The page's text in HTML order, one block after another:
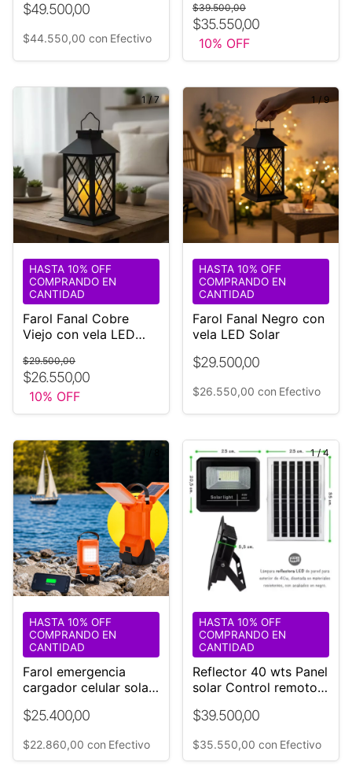
$49.500,00
$44.550,00 con Efectivo
$35.550,00
$39.500,00
10% OFF
1 /7
Farol Fanal Cobre
Viejo con vela LED
$26.550,00
$29.500,00
10% OFF
HASTA 10% OFF
COMPRANDO EN
CANTIDAD
1/9
Farol Fanal Negro con
vela LED Solar
$29.500,00
HASTA 10% OFF
COMPRANDO EN
CANTIDAD
$26.550,00 con Efectivo
Farol emergencia
cargador celular solar
$25.400,00
HASTA 10% OFF
COMPRANDO EN
CANTIDAD
$22.860,00 con Efectivo
1/4
Reflector 40 wts Panel
solar Control remoto
Litio
$39.500,00
HASTA 10% OFF
COMPRANDO EN
CANTIDAD
$35.550,00 con Efectivo